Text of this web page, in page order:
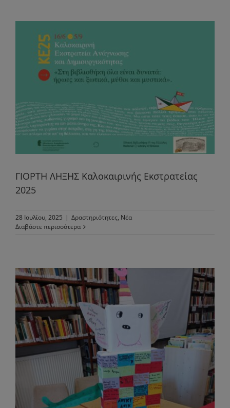
ΓΙΟΡΤΗ ΛΗΞΗΣ Καλοκαιρινής Εκστρατείας
2025
28 Ιουλίου, 2025 | Δραστηριότητες, Νέα
Διαβάστε περισσότερα